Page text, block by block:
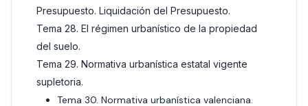
Presupuesto. Liquidación del Presupuesto.
Tema 28. El régimen urbanístico de la propiedad
del suelo.
Tema 29. Normativa urbanística estatal vigente
supletoria.
Tema 30. Normativa urbanística valenciana.